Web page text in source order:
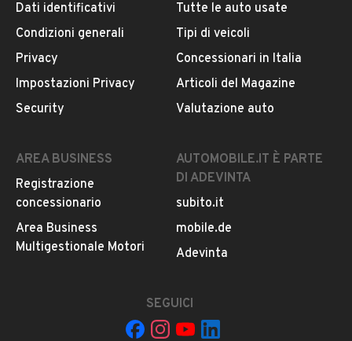
DESCRIZIONE
Renault Clio 1.2 Benzina/GPL – 2008- 220.000km
Ottima per neo patentati!
GPL valido fino al 2028
Meccanica in ottimo stato
Carrozzeria come da foto
LEGGI TUTTO
INFORMAZIONI VEICOLO
Dati identificativi
Condizioni generali
Privacy
Impostazioni Privacy
Security
Tutte le auto usate
Tipi di veicoli
Concessionari in Italia
Articoli del Magazine
Valutazione auto
AREA BUSINESS
Registrazione
concessionario
Area Business
Multigestionale Motori
AUTOMOBILE.IT È PARTE
DI ADEVINTA
subito.it
mobile.de
Adevinta
SEGUICI